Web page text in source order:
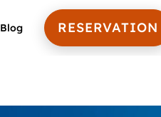
Blog RESERVATION